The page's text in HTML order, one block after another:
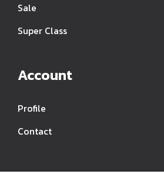
Sale
Super Class
Account
Profile
Contact